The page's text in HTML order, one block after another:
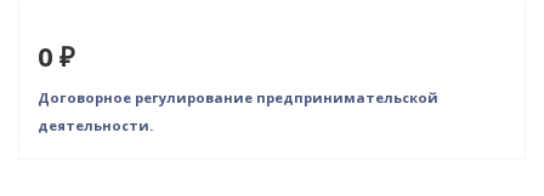
0 ₽
Договорное регулирование предпринимательской
деятельности.